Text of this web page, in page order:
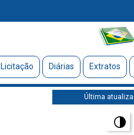
Licitação Diárias Extratos
Última